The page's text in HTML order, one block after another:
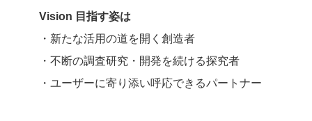
Vision 目指す姿は
・新たな活用の道を開く創造者
・不断の調査研究・開発を続ける探究者
・ユーザーに寄り添い呼応できるパートナー